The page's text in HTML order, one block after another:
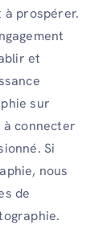
prospérer.
et
sur
à connecter
Si
nous
de